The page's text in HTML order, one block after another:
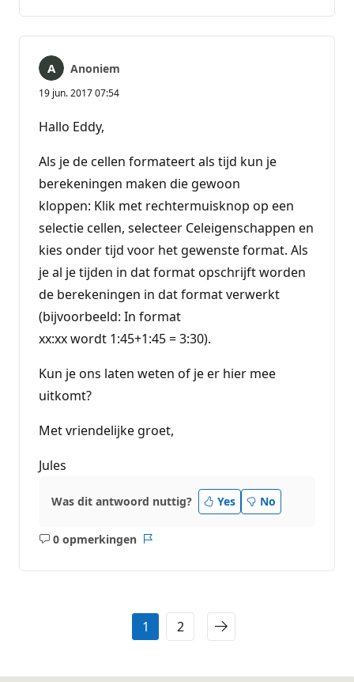
Anoniem
19 jun. 2017 07:54
Hallo Eddy,
Als je de cellen formateert als tijd kun je
berekeningen maken die gewoon
kloppen: Klik met rechtermuisknop op een
selectie cellen, selecteer Celeigenschappen en
kies onder tijd voor het gewenste format. Als
je al je tijden in dat format opschrijft worden
de berekeningen in dat format verwerkt
(bijvoorbeeld: In format
xx:xx wordt 1:45+1:45 = 3:30).
Kun je ons laten weten of je er hier mee
uitkomt?
Met vriendelijke groet,
Jules
Was dit antwoord nuttig? Yes No
0 opmerkingen
Geen
1 2